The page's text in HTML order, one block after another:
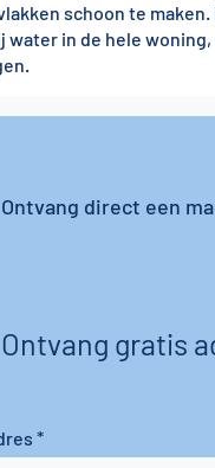
schoon te
water in de hele
Ontvang gratis
Ontvang direct een